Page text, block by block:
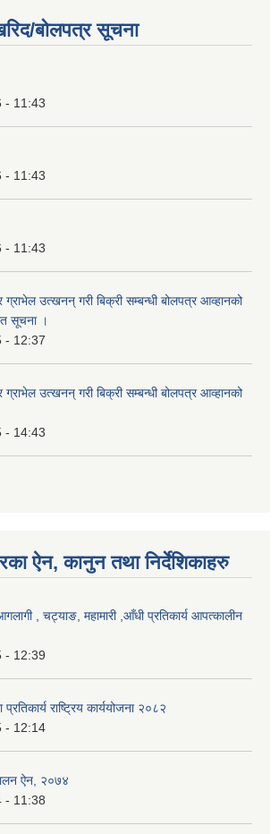
बोलपत्र सूचना
- 11:43
- 11:43
- 11:43
ग्राभेल उत्खनन् गरी बिक्री सम्बन्धी बोलपत्र आव्हानको
सूचना ।
- 12:37
ग्राभेल उत्खनन् गरी बिक्री सम्बन्धी बोलपत्र आव्हानको
- 14:43
ऐन, कानुन तथा निर्देशिकाहरु
, चट्याङ, महामारी ,आँधी प्रतिकार्य आपत्कालीन
- 12:39
राष्ट्रिय कार्ययोजना २०८२
- 12:14
ऐन, २०७४
- 11:38